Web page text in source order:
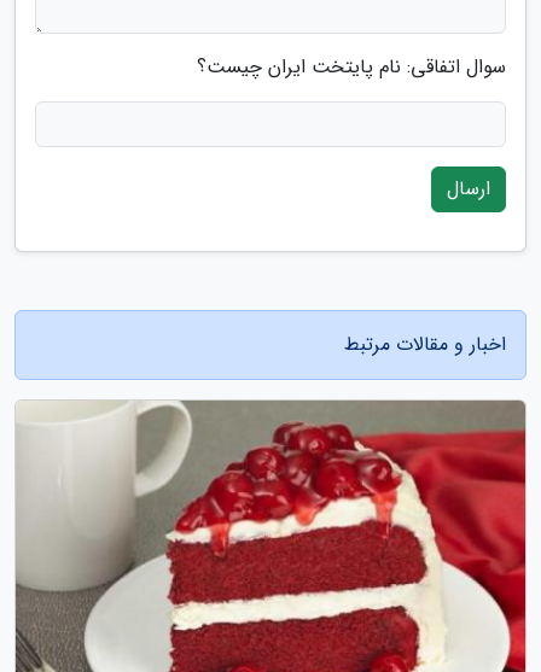
سوال اتفاقی: نام پایتخت ایران چیست؟
ارسال
اخبار و مقالات مرتبط